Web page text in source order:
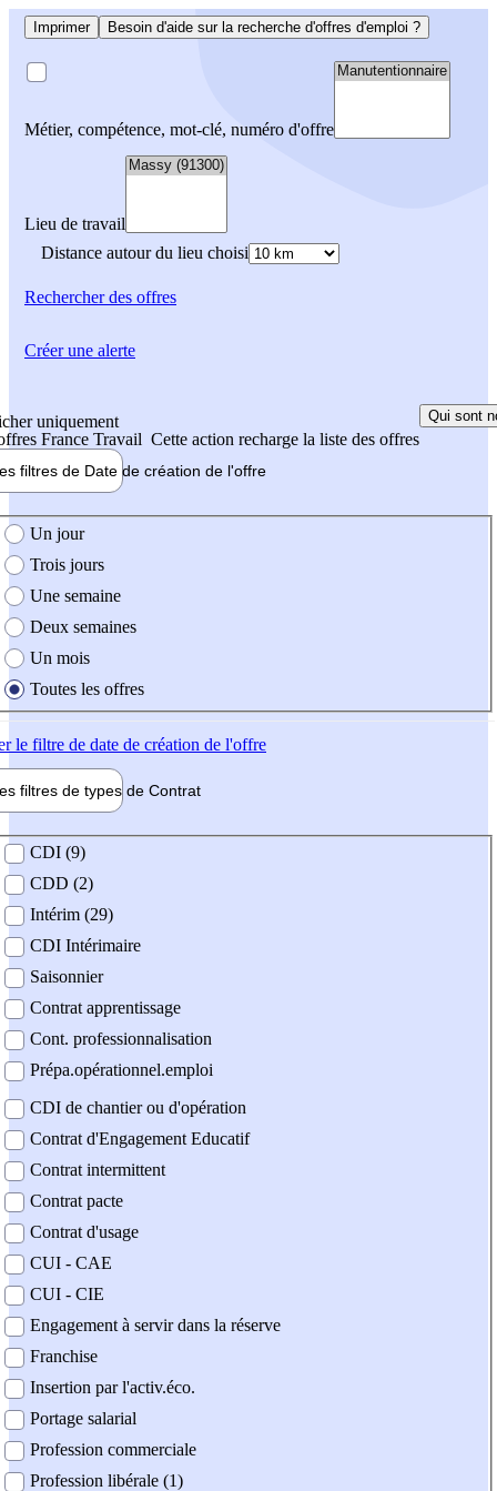
Imprimer Besoin d'aide sur la recherche d'offres d'emploi ?
Métier, compétence, mot-clé, numéro d'offre
Lieu de travail
Distance autour du lieu choisi
Rechercherdes offres
uniquement
France Travail Cette action recharge la liste des offres
Qui sont
filtres de Date de création de l'offre
création de l'offre
Un jour
Trois jours
Une semaine
Deux semaines
Un mois
Toutes les offres
le filtre de date de création de l'offre
filtres de types de Contrat
contrat
CDI (9)
CDD (2)
Intérim (29)
CDI Intérimaire
Saisonnier
Contrat apprentissage
Cont. professionnalisation
Prépa.opérationnel.emploi
CDI de chantier ou d'opération
Contrat d'Engagement Educatif
Contrat intermittent
Contrat pacte
Contrat d'usage
CUI - CAE
CUI - CIE
Engagement à servir dans la réserve
Franchise
Insertion par l'activ.éco.
Portage salarial
Profession commerciale
Profession libérale (1)
Créer une alerte